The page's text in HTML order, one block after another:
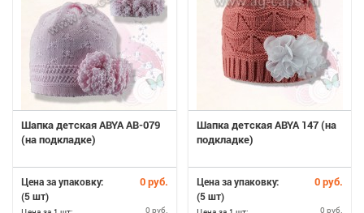
Шапка детская ABYA AB-079
(на подкладке)
Цена за упаковку: 0 руб.
(5 шт)
0 руб.
Шапка детская ABYA 147 (на
подкладке)
Цена за упаковку: 0 руб.
(5 шт)
0 руб.